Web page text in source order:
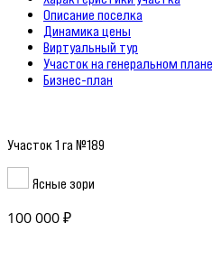
Описание поселка
Динамика цены
Виртуальный тур
Участок на генеральном плане
Бизнес-план
Участок 1 га №189
Ясные зори
100 000 ₽